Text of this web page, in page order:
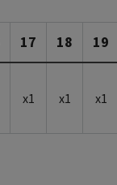
17 18 19
x1 x1 x1